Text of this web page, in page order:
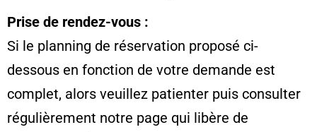
Prise de rendez-vous :
Si le planning de réservation proposé ci-
dessous en fonction de votre demande est
complet, alors veuillez patienter puis consulter
régulièrement notre page qui libère de